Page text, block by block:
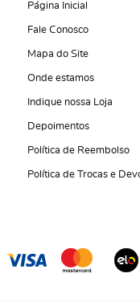
Página Inicial
Fale Conosco
Mapa do Site
Onde estamos
Indique nossa Loja
Depoimentos
Política de Reembolso
Política de Trocas e